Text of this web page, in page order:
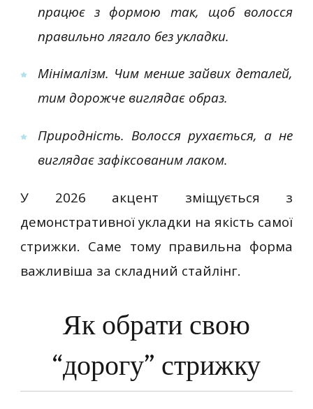
працює з формою так, щоб волосся
правильно лягало без укладки.
Мінімалізм. Чим менше зайвих деталей,
тим дорожче виглядає образ.
Природність. Волосся рухається, а не
виглядає зафіксованим лаком.
У 2026 акцент зміщується з
демонстративної укладки на якість самої
стрижки. Саме тому правильна форма
важливіша за складний стайлінг.
Як обрати свою
“дорогу” стрижку